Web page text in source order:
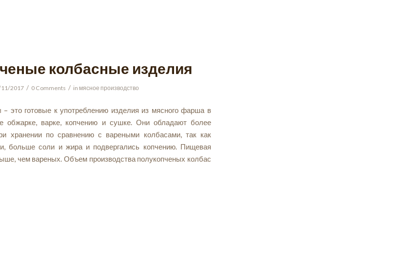
колбасные изделия
2017 / 0 Comments / in мясное производство
это готовые к употреблению изделия из мясного фарша в
обжарке, варке, копчению и сушке. Они обладают более
хранении по сравнению с вареными колбасами, так как
больше соли и жира и подвергались копчению. Пищевая
чем вареных. Объем производства полукопченых колбас